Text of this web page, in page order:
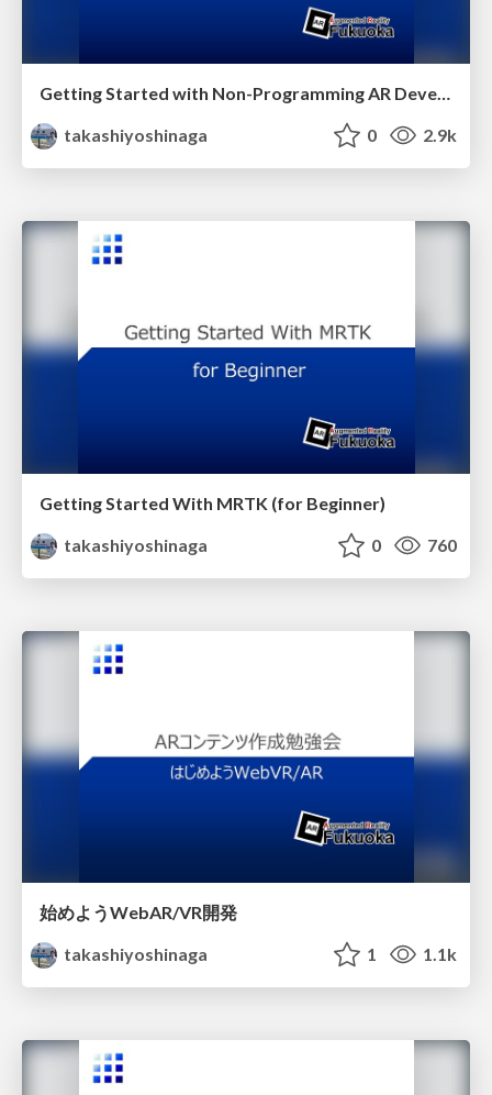
Getting Started with Non-Programming AR Development with MRTK v2.4.0
takashiyoshinaga
0 2.9k
Getting Started With MRTK (for Beginner)
takashiyoshinaga
0 760
始めようWebAR/VR開発
takashiyoshinaga
1 1.1k